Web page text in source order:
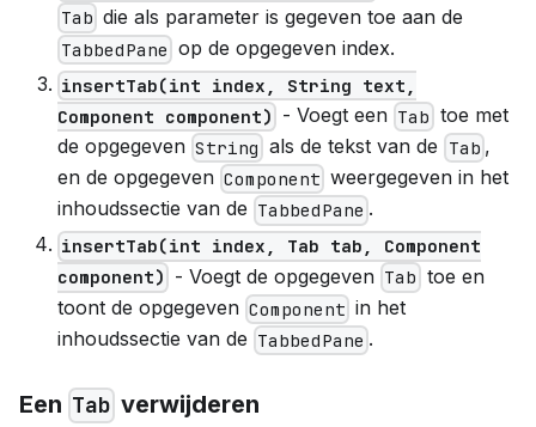
Tab die als parameter is gegeven toe aan de
TabbedPane op de opgegeven index.
insertTab(int index, String text,
Component component) - Voegt een Tab toe met
de opgegeven String als de tekst van de Tab ,
en de opgegeven Component weergegeven in het
inhoudssectie van de TabbedPane .
insertTab(int index, Tab tab, Component
component) - Voegt de opgegeven Tab toe en
toont de opgegeven Component in het
inhoudssectie van de TabbedPane .
Een Tab verwijderen